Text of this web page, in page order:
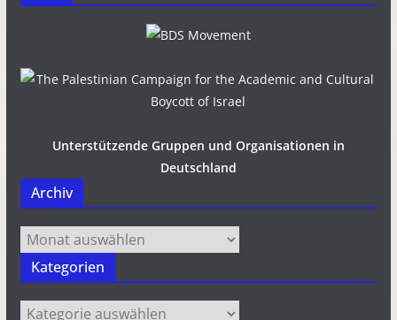
Unterstützende Gruppen und Organisationen in
Deutschland
Archiv
Archiv
Kategorien
Kategorien